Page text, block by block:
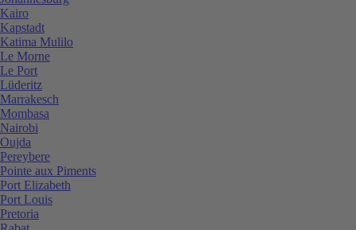
Kairo
Kapstadt
Katima Mulilo
Le Morne
Le Port
Lüderitz
Marrakesch
Mombasa
Nairobi
Oujda
Pereybere
Pointe aux Piments
Port Elizabeth
Port Louis
Pretoria